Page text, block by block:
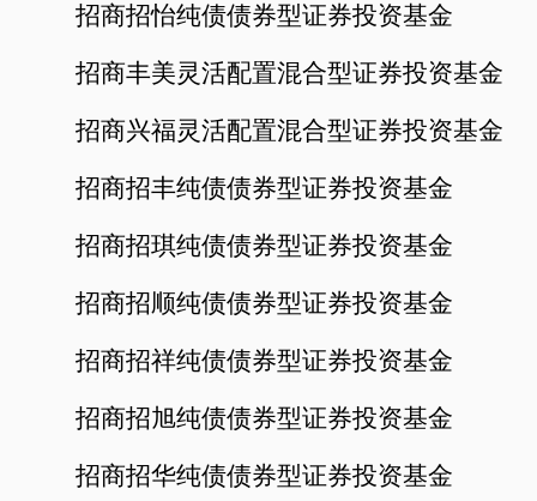
招商招怡纯债债券型证券投资基金
招商丰美灵活配置混合型证券投资基金
招商兴福灵活配置混合型证券投资基金
招商招丰纯债债券型证券投资基金
招商招琪纯债债券型证券投资基金
招商招顺纯债债券型证券投资基金
招商招祥纯债债券型证券投资基金
招商招旭纯债债券型证券投资基金
招商招华纯债债券型证券投资基金